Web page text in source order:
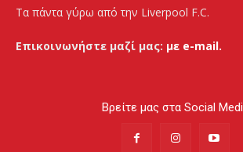
Τα πάντα γύρω από την Liverpool F.C.
Επικοινωνήστε μαζί μας: με e-mail.
Βρείτε μας στα Social